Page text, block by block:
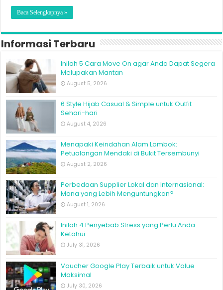
Baca Selengkapnya »
Informasi Terbaru
Inilah 5 Cara Move On agar Anda Dapat Segera
Melupakan Mantan
August 5, 2026
6 Style Hijab Casual & Simple untuk Outfit
Sehari-hari
August 4, 2026
Menapaki Keindahan Alam Lombok:
Petualangan Mendaki di Bukit Tersembunyi
August 2, 2026
Perbedaan Supplier Lokal dan Internasional:
Mana yang Lebih Menguntungkan?
August 1, 2026
Inilah 4 Penyebab Stress yang Perlu Anda
Ketahui
July 31, 2026
Voucher Google Play Terbaik untuk Value
Maksimal
July 30, 2026